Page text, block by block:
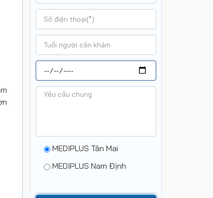
MEDIPLUS Tân Mai
MEDIPLUS Nam Định